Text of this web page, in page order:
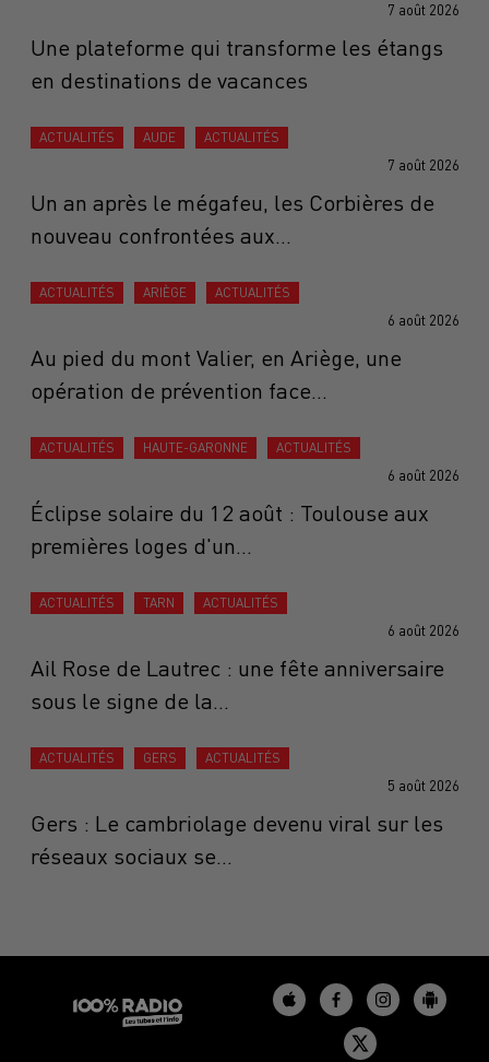
7 août 2026
Une plateforme qui transforme les étangs
en destinations de vacances
ACTUALITÉS AUDE ACTUALITÉS
7 août 2026
Un an après le mégafeu, les Corbières de
nouveau confrontées aux...
ACTUALITÉS ARIÈGE ACTUALITÉS
6 août 2026
Au pied du mont Valier, en Ariège, une
opération de prévention face...
ACTUALITÉS HAUTE-GARONNE ACTUALITÉS
6 août 2026
Éclipse solaire du 12 août : Toulouse aux
premières loges d'un...
ACTUALITÉS TARN ACTUALITÉS
6 août 2026
Ail Rose de Lautrec : une fête anniversaire
sous le signe de la...
ACTUALITÉS GERS ACTUALITÉS
5 août 2026
Gers : Le cambriolage devenu viral sur les
réseaux sociaux se...